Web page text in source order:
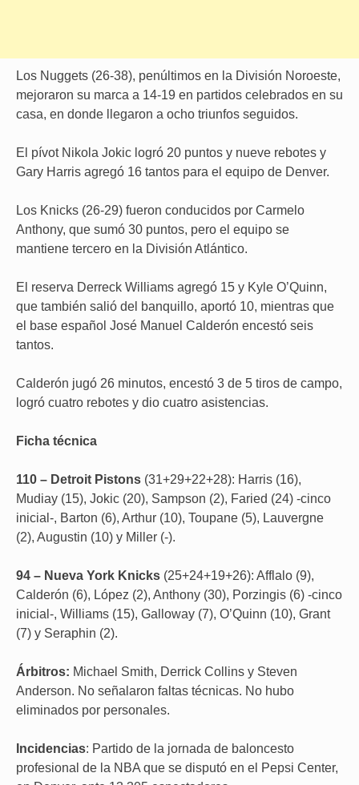
Los Nuggets (26-38), penúltimos en la División Noroeste,
mejoraron su marca a 14-19 en partidos celebrados en su
casa, en donde llegaron a ocho triunfos seguidos.
El pívot Nikola Jokic logró 20 puntos y nueve rebotes y
Gary Harris agregó 16 tantos para el equipo de Denver.
Los Knicks (26-29) fueron conducidos por Carmelo
Anthony, que sumó 30 puntos, pero el equipo se
mantiene tercero en la División Atlántico.
El reserva Derreck Williams agregó 15 y Kyle O’Quinn,
que también salió del banquillo, aportó 10, mientras que
el base español José Manuel Calderón encestó seis
tantos.
Calderón jugó 26 minutos, encestó 3 de 5 tiros de campo,
logró cuatro rebotes y dio cuatro asistencias.
Ficha técnica
110 – Detroit Pistons (31+29+22+28): Harris (16),
Mudiay (15), Jokic (20), Sampson (2), Faried (24) -cinco
inicial-, Barton (6), Arthur (10), Toupane (5), Lauvergne
(2), Augustin (10) y Miller (-).
94 – Nueva York Knicks (25+24+19+26): Afflalo (9),
Calderón (6), López (2), Anthony (30), Porzingis (6) -cinco
inicial-, Williams (15), Galloway (7), O’Quinn (10), Grant
(7) y Seraphin (2).
Árbitros: Michael Smith, Derrick Collins y Steven
Anderson. No señalaron faltas técnicas. No hubo
eliminados por personales.
Incidencias: Partido de la jornada de baloncesto
profesional de la NBA que se disputó en el Pepsi Center,